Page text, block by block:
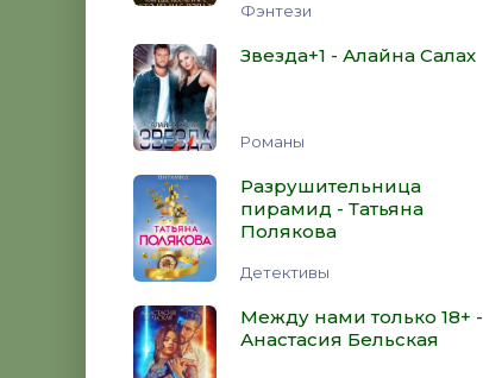
Фэнтези
Звезда+1 - Алайна Салах
Романы
Разрушительница
пирамид - Татьяна
Полякова
Детективы
Между нами только 18+ -
Анастасия Бельская